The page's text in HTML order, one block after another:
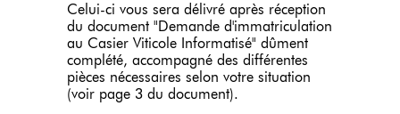
Celui-ci vous sera délivré après réception
du document "Demande d'immatriculation
au Casier Viticole Informatisé" dûment
complété, accompagné des différentes
pièces nécessaires selon votre situation
(voir page 3 du document).